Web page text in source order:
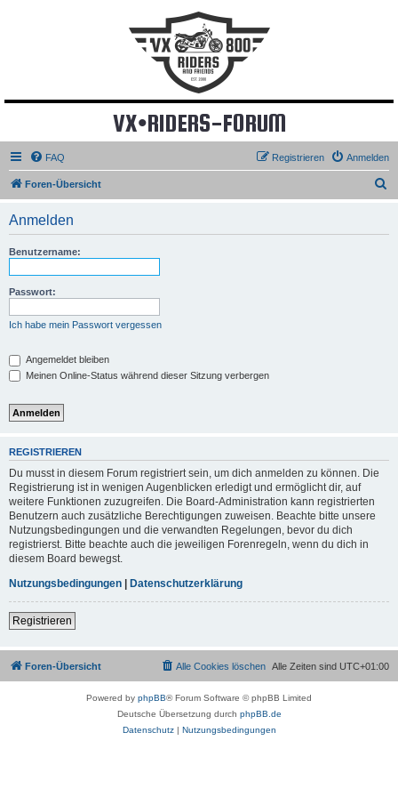
VX•RIDERS-FORUM
FAQ Anmelden
Registrieren
Foren-Übersicht
Anmelden
Benutzername:
Passwort:
Ich habe mein Passwort vergessen
Angemeldet bleiben
Meinen Online-Status während dieser Sitzung verbergen
REGISTRIEREN
Du musst in diesem Forum registriert sein, um dich anmelden zu können. Die
Registrierung ist in wenigen Augenblicken erledigt und ermöglicht dir, auf
weitere Funktionen zuzugreifen. Die Board-Administration kann registrierten
Benutzern auch zusätzliche Berechtigungen zuweisen. Beachte bitte unsere
Nutzungsbedingungen und die verwandten Regelungen, bevor du dich
registrierst. Bitte beachte auch die jeweiligen Forenregeln, wenn du dich in
diesem Board bewegst.
Nutzungsbedingungen | Datenschutzerklärung
Registrieren
Foren-Übersicht Alle Zeiten sind UTC+01:00
Alle Cookies löschen
Powered by phpBB® Forum Software © phpBB Limited
Deutsche Übersetzung durch phpBB.de
Datenschutz| Nutzungsbedingungen